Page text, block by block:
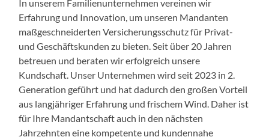
In unserem Familienunternehmen vereinen wir
Erfahrung und Innovation, um unseren Mandanten
maßgeschneiderten Versicherungsschutz für Privat-
und Geschäftskunden zu bieten. Seit über 20 Jahren
betreuen und beraten wir erfolgreich unsere
Kundschaft. Unser Unternehmen wird seit 2023 in 2.
Generation geführt und hat dadurch den großen Vorteil
aus langjähriger Erfahrung und frischem Wind. Daher ist
für Ihre Mandantschaft auch in den nächsten
Jahrzehnten eine kompetente und kundennahe